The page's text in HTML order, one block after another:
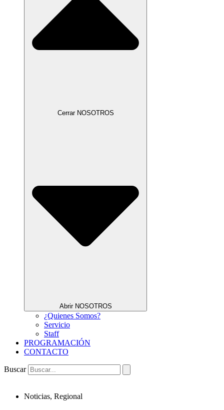
Cerrar NOSOTROS
Abrir NOSOTROS
¿Quienes Somos?
Servicio
Staff
PROGRAMACIÓN
CONTACTO
Buscar
Noticias, Regional